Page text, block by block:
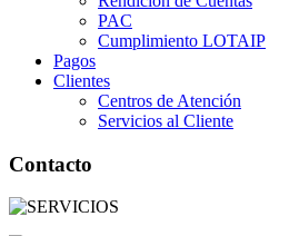
PAC
Cumplimiento LOTAIP
Pagos
Clientes
Centros de Atención
Servicios al Cliente
Contacto